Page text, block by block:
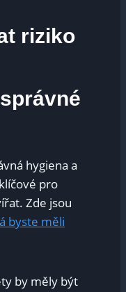
riziko
hygiena a
pro
Zde jsou
byste měli
by měly být